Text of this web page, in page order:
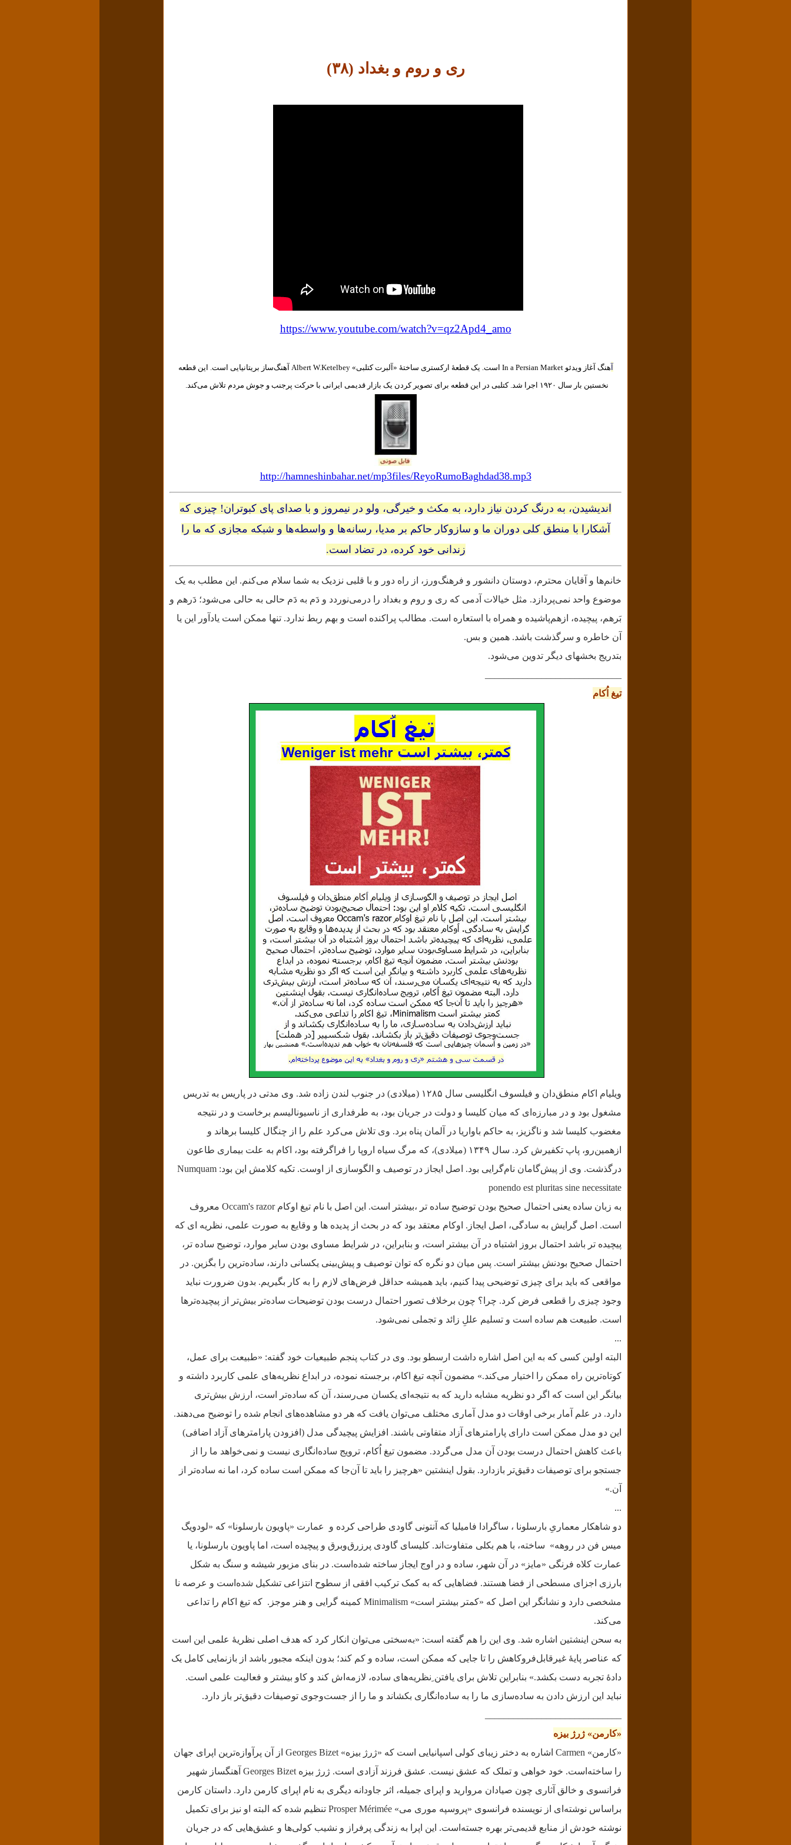
ری و روم و بغداد (۳۸)
https://www.youtube.com/watch?v=qz2Apd4_amo
آ
هنگ آغاز ویدئو In a Persian Market است. یک قطعهٔ ارکستری ساختهٔ «آلبرت کتلبی» Albert W.Ketelbey آهنگ‌ساز بریتانیایی است. این قطعه
نخستین بار سال ۱۹۲۰ اجرا شد. کتلبی در این قطعه برای تصویر کردن یک بازار قدیمی ایرانی با حرکت پرجنب و جوش مردم تلاش می‌کند.
http://hamneshinbahar.net/mp3files/ReyoRumoBaghdad38.mp3
اندیشیدن، به درنگ کردن نیاز دارد، به مکث و خیرگی، ولو در نیمروز و با صدای پای کبوتران! چیزی که
آشکارا با منطق کلی دوران ما و سازوکار حاکم بر مدیا، رسانه‌ها و واسطه‌ها و شبکه مجازی که ما را
زندانی خود کرده، در تضاد است.
خانم‌ها و آقایان محترم، دوستان دانشور و فرهنگ‌ورز، از راه دور و با قلبی نزدیک به شما سلام می‌کنم. این مطلب به یک
موضوع واحد نمی‌‌پردازد. مثل خیالات آدمی که ری و روم و بغداد را درمی‌نوردد و دَم به دَم حالی به حالی می‌شود؛ دَرهم و
بَرهم، پیچیده، ازهم‌پاشیده‌ و همراه با استعاره‌ است. مطالب پراکنده است و بهم ربط ندارد. تنها ممکن است یادآور این یا
آن خاطره و سرگذشت باشد. همین و بس.
بتدریج بخشهای دیگر تدوین می‌شود.
تیغ اُکام
ویلیام اکام منطق‌دان و فیلسوف انگلیسی سال ۱۲۸۵ (میلادی) در جنوب لندن زاده شد. وی مدتی در پاریس به تدریس
مشغول بود و در مبارزه‌ای که میان کلیسا و دولت در جریان بود، به طرفداری از ناسیونالیسم برخاست و در نتیجه
مغضوب کلیسا شد و ناگزیز، به حاکم باواریا در آلمان پناه برد. وی تلاش می‌کرد علم را از چنگال کلیسا برهاند و
ازهمین‌رو، پاپ تکفیرش کرد. سال ۱۳۴۹ (میلادی)، که مرگ سیاه اروپا را فراگرفته بود، اکام به علت بیماری طاعون
درگذشت.
وی از پیش‌گامان نام‌گرایی بود. اصل ایجاز در توصیف و الگوسازی از اوست. تکیه کلامش این بود: Numquam
ponendo est pluritas sine necessitate
به زبان ساده یعنی احتمال صحیح بودن توضیح ساده تر ،بیشتر است. این اصل با نام تیغ اوکام Occam's razor معروف
است. اصل گرایش به سادگی، اصل ایجاز. اوکام معتقد بود که در بحث از پدیده ها و وقایع به صورت علمی، نظریه ای که
پیچیده تر باشد احتمال بروز اشتباه در آن بیشتر است، و بنابراین، در شرایط مساوی بودن سایر موارد، توضیح ساده تر،
احتمال صحیح بودنش بیشتر است. پس میان دو نگره که توان توصیف و پیش‌بینی یکسانی دارند، ساده‌ترین را بگزین. در
مواقعی که باید برای چیزی توضیحی پیدا کنیم، باید همیشه حداقل فرض‌های لازم را به کار بگیریم. بدون ضرورت نباید
وجود چیزی را قطعی فرض کرد. چرا؟ چون برخلاف تصور احتمال درست بودن توضیحات ساده‌تر بیش‌تر از پیچیده‌ترها
است. طبیعت هم ساده است و تسلیم عللِ زائد و تجملی نمی‌شود.
...
البته اولین کسی که به این اصل اشاره داشت ارسطو بود. وی در کتاب پنجم طبیعیات خود گفته: «طبیعت برای عمل،
کوتاه‌ترین راه ممکن را اختیار می‌کند.» مضمون آنچه تیغ اکام، برجسته نموده، در ابداع نظریه‌های علمی کاربرد داشته و
بیانگر این است که اگر دو نظریه مشابه دارید که به نتیجه‌ای یکسان می‌رسند، آن که ساده‌تر است، ارزش بیش‌تری
دارد. در علم آمار برخی اوقات دو مدل آماری مختلف می‌توان یافت که هر دو مشاهده‌های انجام شده را توضیح می‌دهند.
این دو مدل ممکن است دارای پارامترهای آزاد متفاوتی باشند. افزایش پیچیدگی مدل (افزودن پارامترهای آزاد اضافی)
باعث کاهش احتمال درست بودن آن مدل می‌گردد. مضمون تیغ اُکام، ترویج ساده‌انگاری نیست و نمی‌خواهد ما را از
جستجو برای توصیفات دقیق‌تر بازدارد. بقول اینشتین «هرچیز را باید تا آن‌جا که ممکن است ساده کرد، اما نه ساده‌تر از
آن.»
...
دو شاهکار معماریِ بارسلونا ، ساگرادا فامیلیا که آنتونی گاودی طراحی کرده و عمارت «پاویون بارسلونا» که «لودویگ
میس فن در روهه» ساخته، با هم بکلی متفاوت‌اند. کلیسای گاودی پرزرق‌وبرق و پیچیده است، اما پاویون بارسلونا، یا
عمارت کلاه فرنگی «مایز» در آن شهر، ساده و در اوج ایجاز ساخته شده‌است. در بنای مزبور شیشه و سنگ به شکل
بارزی اجزای مسطحی از فضا هستند. فضاهایی که به کمک ترکیب افقی از سطوح انتزاعی تشکیل شده‌است و عرصه نا
مشخصی دارد و نشانگر این اصل که «کمتر بیشتر است» Minimalism کمینه گرایی و هنر موجز. که تیغ اکام را تداعی
می‌کند.
به سحن اینشتین اشاره شد. وی این را هم گفته است: «به‌سختی می‌توان انکار کرد که هدف اصلی نظریۀ علمی این است
که عناصر پایۀ غیرقابل‌فروکاهش را تا جایی که ممکن است، ساده و کم کند؛ بدون اینکه مجبور باشد از بازنمایی کامل یک
دادۀ تجربه دست بکشد.» بنابراین تلاش برای یافتن ِنظریه‌های ساده، لازمه‌‌اش کند و کاو بیشتر و فعالیت علمی است.
نباید این ارزش دادن به ساده‌سازی ما را به ساده‌انگاری بکشاند و ما را از جست‌وجوی توصیفات دقیق‌تر باز دارد.
«کارمن» ژرژ بیزه
«کارمن» Carmen اشاره به دختر زیبای کولی اسپانیایی است که «ژرژ بیزه» Georges Bizet از آن پرآوازه‌ترین اپرای جهان
را ساخته‌است. خود خواهی و تملک که عشق نیست. عشق فرزند آزادی است.
ژرژ بیزه Georges Bizet آهنگساز شهیر
فرانسوی و خالق آثاری چون صیادان مروارید و اپرای جمیله، اثر جاودانه دیگری به نام اپرای کارمن دارد. داستان کارمن
براساس نوشته‌اى از نویسنده فرانسوى «پروسپه مورى مى» Prosper Mérimée تنظیم شده که البته او نیز براى تکمیل
نوشته خودش از منابع قدیمی‌تر بهره جسته‌است. این اپرا به زندگى پرفراز و نشیب کولى‌ها و عشق‌هایى که در جریان